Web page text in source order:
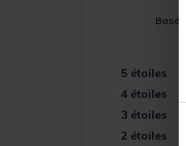
Basé
5 étoiles
4 étoiles
3 étoiles
2 étoiles